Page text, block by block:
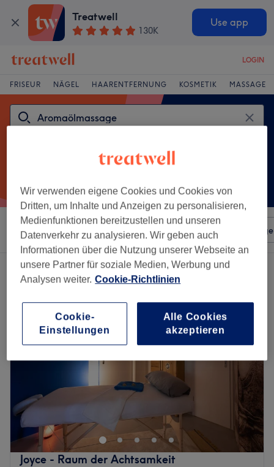
Treatwell
130K
Use app
LOGIN
FRISEUR NÄGEL HAARENTFERNUNG KOSMETIK MASSAGE
Sortieren nach Beliebiger Preis Salons
Ein Salon, der anbietet:aromaölmassage in Bergisch Gladbach
Joyce - Raum der Achtsamkeit
Wir verwenden eigene Cookies und Cookies von
Dritten, um Inhalte und Anzeigen zu personalisieren,
Medienfunktionen bereitzustellen und unseren
Datenverkehr zu analysieren. Wir geben auch
Informationen über die Nutzung unserer Webseite an
unsere Partner für soziale Medien, Werbung und
Analysen weiter. Cookie-Richtlinien
Cookie-
Einstellungen
Alle Cookies
akzeptieren